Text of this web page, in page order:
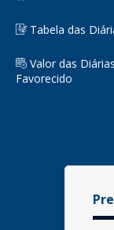
Tabela das
Valor das
Favorecido